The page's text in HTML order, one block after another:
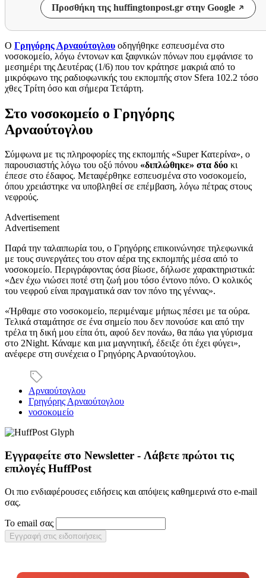
Προσθήκη της huffingtonpost.gr στην Google
Ο Γρηγόρης Αρναούτογλου οδηγήθηκε εσπευσμένα στο
νοσοκομείο, λόγω έντονων και ξαφνικών πόνων που εμφάνισε το
μεσημέρι της Δευτέρας (1/6) που τον κράτησε μακριά από το
μικρόφωνο της ραδιοφωνικής του εκπομπής στον Sfera 102.2 τόσο
χθες Τρίτη όσο και σήμερα Τετάρτη.
Στο νοσοκομείο ο Γρηγόρης
Αρναούτογλου
Σύμφωνα με τις πληροφορίες της εκπομπής «Super Κατερίνα», ο
παρουσιαστής λόγω του οξύ πόνου «διπλώθηκε» στα δύο κι
έπεσε στο έδαφος. Μεταφέρθηκε εσπευσμένα στο νοσοκομείο,
όπου χρειάστηκε να υποβληθεί σε επέμβαση, λόγω πέτρας στους
νεφρούς.
Advertisement
Advertisement
Παρά την ταλαιπωρία του, ο Γρηγόρης επικοινώνησε τηλεφωνικά
με τους συνεργάτες του στον αέρα της εκπομπής μέσα από το
νοσοκομείο. Περιγράφοντας όσα βίωσε, δήλωσε χαρακτηριστικά:
«Δεν έχω νιώσει ποτέ στη ζωή μου τόσο έντονο πόνο. Ο κολικός
του νεφρού είναι πραγματικά σαν τον πόνο της γέννας».
«Ήρθαμε στο νοσοκομείο, περιμέναμε μήπως πέσει με τα ούρα.
Τελικά σταμάτησε σε ένα σημείο που δεν πονούσε και από την
τρέλα τη δική μου είπα ότι, αφού δεν πονάω, θα πάω για γύρισμα
στο 2Night. Κάναμε και μια μαγνητική, έδειξε ότι έχει φύγει»,
ανέφερε στη συνέχεια ο Γρηγόρης Αρναούτογλου.
Αρναούτογλου
Γρηγόρης Αρναούτογλου
νοσοκομείο
Εγγραφείτε στο Newsletter - Λάβετε πρώτοι τις
επιλογές HuffPost
Οι πιο ενδιαφέρουσες ειδήσεις και απόψεις καθημερινά στο e-mail
σας.
Το email σας
Εγγραφή στις ειδοποιήσεις